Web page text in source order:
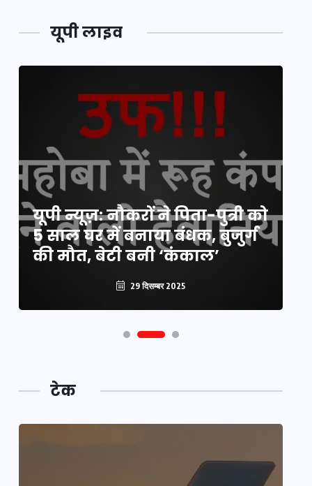
यूपी लाइव
यूपी न्यूज़: नौकरों ने पिता-पुत्री को
5 साल घर में बनाया बंधक, बुजुर्ग
की मौत, बेटी बनी ‘कंकाल’
29 दिसम्बर 2025
टेक